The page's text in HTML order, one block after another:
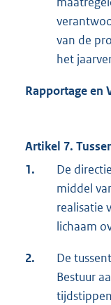
van de
het
Rapportage en
Artikel 7.
1.
De
middel
realisatie
lichaam
2.
De
Bestuur